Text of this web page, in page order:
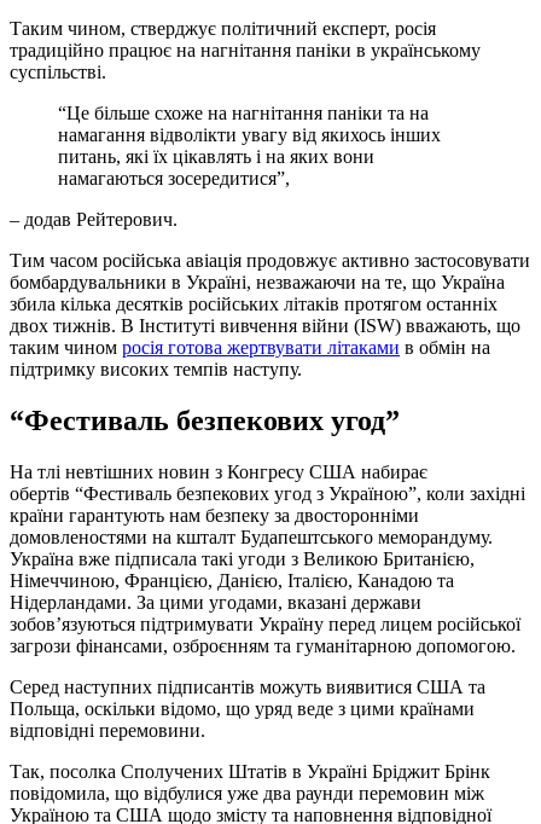
Таким чином, стверджує політичний експерт, росія
традиційно працює на нагнітання паніки в українському
суспільстві.
“Це більше схоже на нагнітання паніки та на
намагання відволікти увагу від якихось інших
питань, які їх цікавлять і на яких вони
намагаються зосередитися”,
– додав Рейтерович.
Тим часом російська авіація продовжує активно застосовувати
бомбардувальники в Україні, незважаючи на те, що Україна
збила кілька десятків російських літаків протягом останніх
двох тижнів. В Інституті вивчення війни (ISW) вважають, що
таким чином росія готова жертвувати літаками в обмін на
підтримку високих темпів наступу.
“Фестиваль безпекових угод”
На тлі невтішних новин з Конгресу США набирає
обертів “Фестиваль безпекових угод з Україною”, коли західні
країни гарантують нам безпеку за двосторонніми
домовленостями на кшталт Будапештського меморандуму.
Україна вже підписала такі угоди з Великою Британією,
Німеччиною, Францією, Данією, Італією, Канадою та
Нідерландами. За цими угодами, вказані держави
зобов’язуються підтримувати Україну перед лицем російської
загрози фінансами, озброєнням та гуманітарною допомогою.
Серед наступних підписантів можуть виявитися США та
Польща, оскільки відомо, що уряд веде з цими країнами
відповідні перемовини.
Так, посолка Сполучених Штатів в Україні Бріджит Брінк
повідомила, що відбулися уже два раунди перемовин між
Україною та США щодо змісту та наповнення відповідної